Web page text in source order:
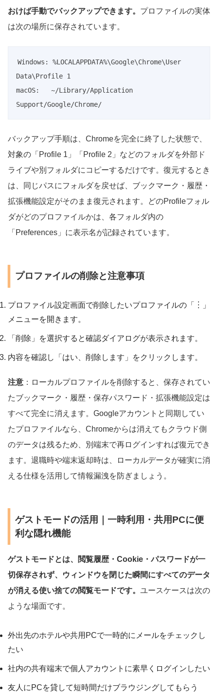
おけば手動でバックアップできます。 プロファイルの実体
は次の場所に保存されています。
Windows: %LOCALAPPDATA%\Google\Chrome\User
Data\Profile 1
macOS:   ~/Library/Application
Support/Google/Chrome/
バックアップ手順は、Chromeを完全に終了した状態で、
対象の「Profile 1」「Profile 2」などのフォルダを外部ド
ライブや別フォルダにコピーするだけです。復元するとき
は、同じパスにフォルダを戻せば、ブックマーク・履歴・
拡張機能設定がそのまま復元されます。どのProfileフォル
ダがどのプロファイルかは、各フォルダ内の
「Preferences」に表示名が記録されています。
プロファイルの削除と注意事項
プロファイル設定画面で削除したいプロファイルの「︙」
メニューを開きます。
「削除」を選択すると確認ダイアログが表示されます。
内容を確認し「はい、削除します」をクリックします。
注意 ：ローカルプロファイルを削除すると、保存されてい
たブックマーク・履歴・保存パスワード・拡張機能設定は
すべて完全に消えます。Googleアカウントと同期してい
たプロファイルなら、Chromeからは消えてもクラウド側
のデータは残るため、別端末で再ログインすれば復元でき
ます。退職時や端末返却時は、ローカルデータが確実に消
える仕様を活用して情報漏洩を防ぎましょう。
ゲストモードの活用｜一時利用・共用PCに便
利な隠れ機能
ゲストモードとは、閲覧履歴・Cookie・パスワードが一
切保存されず、ウィンドウを閉じた瞬間にすべてのデータ
が消える使い捨ての閲覧モードです。 ユースケースは次の
ような場面です。
外出先のホテルや共用PCで一時的にメールをチェックし
たい
社内の共有端末で個人アカウントに素早くログインしたい
友人にPCを貸して短時間だけブラウジングしてもらう